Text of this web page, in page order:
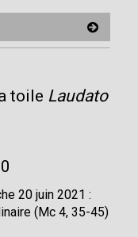
toile Laudato
20 juin 2021 :
(Mc 4, 35-45)